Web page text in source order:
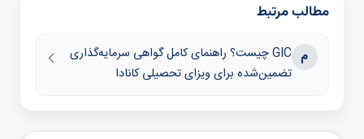
مطالب مرتبط
م
GIC چیست؟ راهنمای کامل گواهی سرمایه‌گذاری
تضمین‌شده برای ویزای تحصیلی کانادا